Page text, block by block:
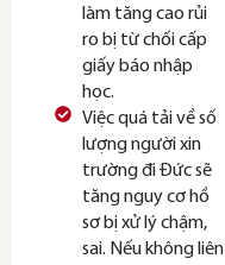
làm tăng cao rủi
ro bị từ chối cấp
giấy báo nhập
học.
Việc quá tải về số
lượng người xin
trường đi Đức sẽ
tăng nguy cơ hồ
sơ bị xử lý chậm,
sai. Nếu không liên